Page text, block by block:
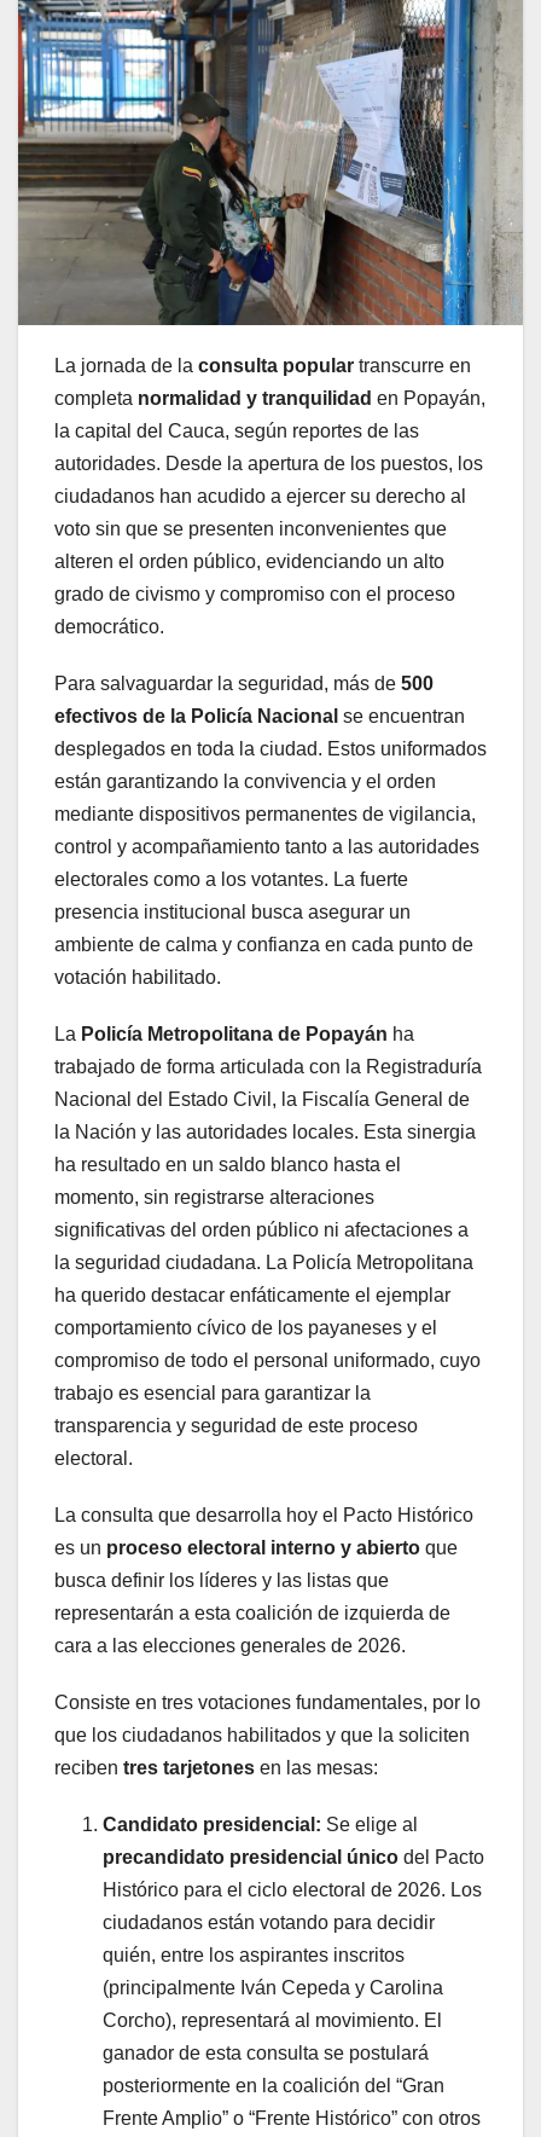
La jornada de la consulta popular transcurre en
completa normalidad y tranquilidad en Popayán,
la capital del Cauca, según reportes de las
autoridades. Desde la apertura de los puestos, los
ciudadanos han acudido a ejercer su derecho al
voto sin que se presenten inconvenientes que
alteren el orden público, evidenciando un alto
grado de civismo y compromiso con el proceso
democrático.
Para salvaguardar la seguridad, más de 500
efectivos de la Policía Nacional se encuentran
desplegados en toda la ciudad. Estos uniformados
están garantizando la convivencia y el orden
mediante dispositivos permanentes de vigilancia,
control y acompañamiento tanto a las autoridades
electorales como a los votantes. La fuerte
presencia institucional busca asegurar un
ambiente de calma y confianza en cada punto de
votación habilitado.
La Policía Metropolitana de Popayán ha
trabajado de forma articulada con la Registraduría
Nacional del Estado Civil, la Fiscalía General de
la Nación y las autoridades locales. Esta sinergia
ha resultado en un saldo blanco hasta el
momento, sin registrarse alteraciones
significativas del orden público ni afectaciones a
la seguridad ciudadana. La Policía Metropolitana
ha querido destacar enfáticamente el ejemplar
comportamiento cívico de los payaneses y el
compromiso de todo el personal uniformado, cuyo
trabajo es esencial para garantizar la
transparencia y seguridad de este proceso
electoral.
La consulta que desarrolla hoy el Pacto Histórico
es un proceso electoral interno y abierto que
busca definir los líderes y las listas que
representarán a esta coalición de izquierda de
cara a las elecciones generales de 2026.
Consiste en tres votaciones fundamentales, por lo
que los ciudadanos habilitados y que la soliciten
reciben tres tarjetones en las mesas:
Candidato presidencial: Se elige al
precandidato presidencial único del Pacto
Histórico para el ciclo electoral de 2026. Los
ciudadanos están votando para decidir
quién, entre los aspirantes inscritos
(principalmente Iván Cepeda y Carolina
Corcho), representará al movimiento. El
ganador de esta consulta se postulará
posteriormente en la coalición del “Gran
Frente Amplio” o “Frente Histórico” con otros